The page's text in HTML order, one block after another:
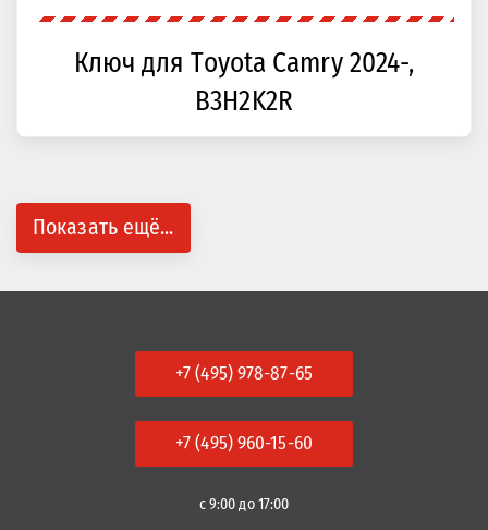
Ключ для Toyota Camry 2024-,
B3H2K2R
Показать ещё...
+7 (495) 978-87-65
+7 (495) 960-15-60
с 9:00 до 17:00